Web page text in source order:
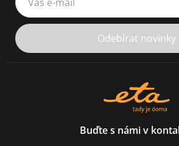
Odebírat novinky
Buďte s námi v